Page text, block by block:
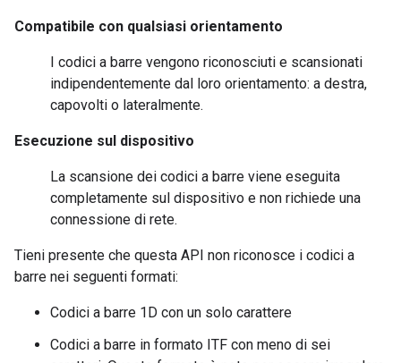
Compatibile con qualsiasi orientamento
I codici a barre vengono riconosciuti e scansionati
indipendentemente dal loro orientamento: a destra,
capovolti o lateralmente.
Esecuzione sul dispositivo
La scansione dei codici a barre viene eseguita
completamente sul dispositivo e non richiede una
connessione di rete.
Tieni presente che questa API non riconosce i codici a
barre nei seguenti formati:
Codici a barre 1D con un solo carattere
Codici a barre in formato ITF con meno di sei